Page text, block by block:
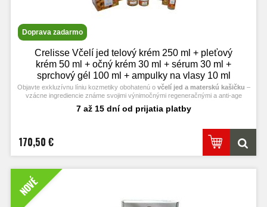
Doprava zadarmo
Crelisse Včelí jed telový krém 250 ml + pleťový
krém 50 ml + očný krém 30 ml + sérum 30 ml +
sprchový gél 100 ml + ampulky na vlasy 10 ml
Objavte exkluzívnu líniu kozmetiky obohatenú o včelí jed a materskú kašičku –
vzácne ingrediencie známe svojimi výnimočnými regeneračnými a anti-age
účinkami. Každý produkt je navrhnutý tak, aby poskytol vašej pleti a vlasom
luxusnú starostlivosť s bohatými prírodnými aktívnymi látkami.
7 až 15 dní od prijatia platby
170,50 €
NOVÉ